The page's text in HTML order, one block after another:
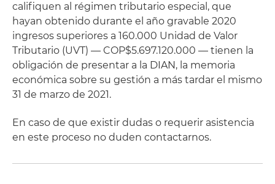
califiquen al régimen tributario especial, que
hayan obtenido durante el año gravable 2020
ingresos superiores a 160.000 Unidad de Valor
Tributario (UVT) — COP$5.697.120.000 — tienen la
obligación de presentar a la DIAN, la memoria
económica sobre su gestión a más tardar el mismo
31 de marzo de 2021.
En caso de que existir dudas o requerir asistencia
en este proceso no duden contactarnos.